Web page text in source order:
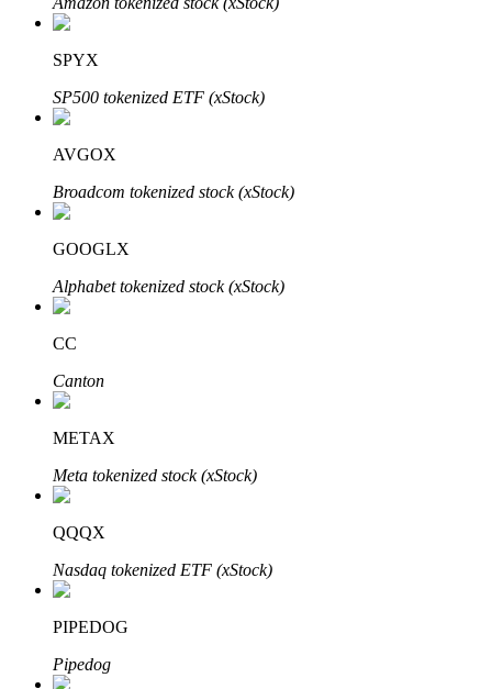
定投理财
享受活期理財及長期收益
學習理財
SPYX
SP500 tokenized ETF (xStock)
AVGOX
Broadcom tokenized stock (xStock)
GOOGLX
Alphabet tokenized stock (xStock)
CC
Canton
METAX
Meta tokenized stock (xStock)
QQQX
Nasdaq tokenized ETF (xStock)
PIPEDOG
Pipedog